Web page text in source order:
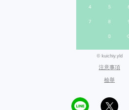
© kuichiy.yld
注意事項
檢舉